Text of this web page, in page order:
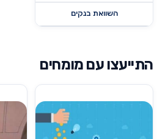
השוואת בנקים
התייעצו עם מומחים